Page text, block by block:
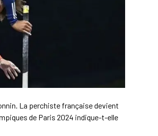
La perchiste française devient
de Paris 2024 indique-t-elle